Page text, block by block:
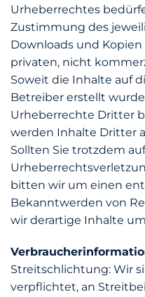
Urheberrechtes
Zustimmung des
Downloads und
privaten, nicht
Soweit die Inhalte auf
Betreiber erstellt
Urheberrechte Dritter
werden Inhalte Dritter
Sollten Sie trotzdem
bitten wir um einen
Bekanntwerden von
wir derartige Inhalte
Streitschlichtung: Wir
verpflichtet, an